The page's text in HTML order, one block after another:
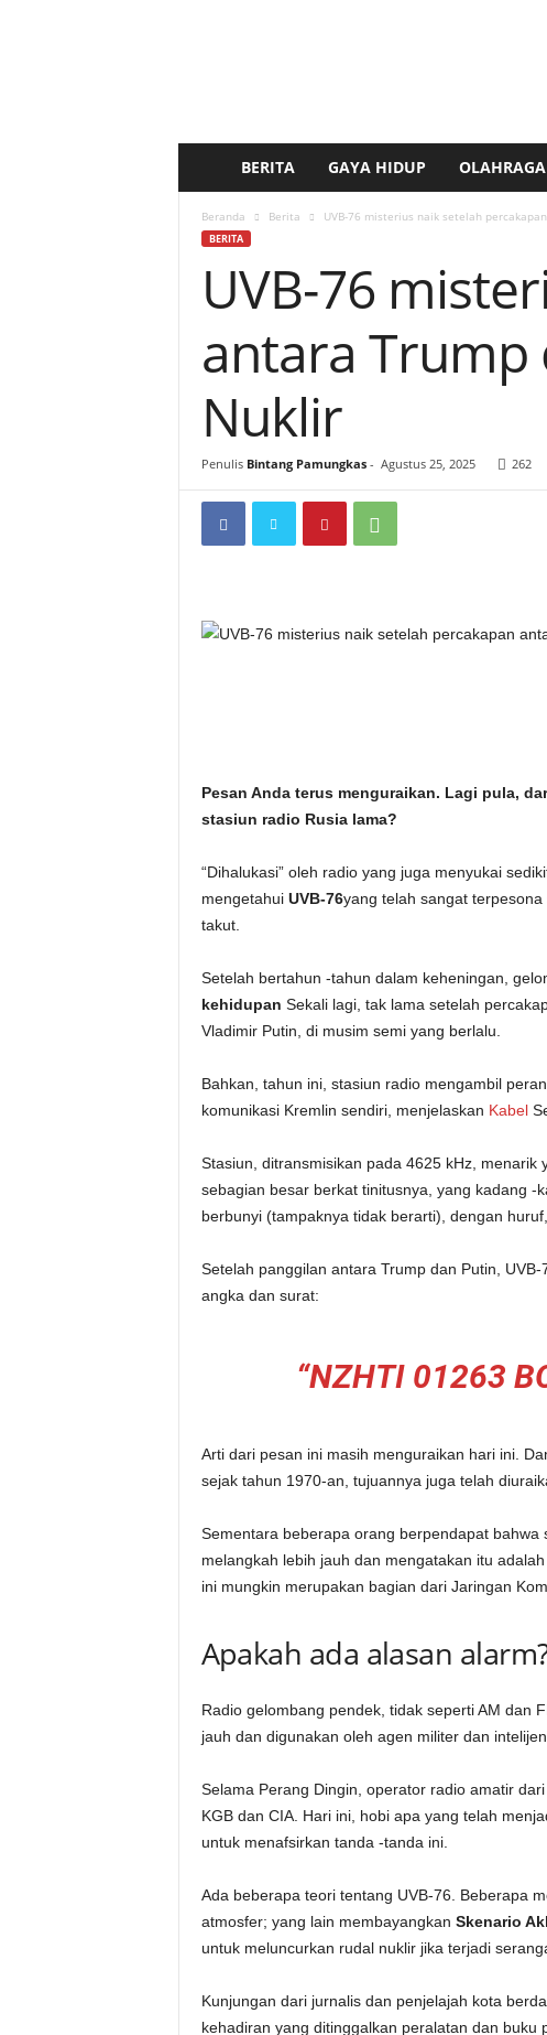
e
i
i
.
o
BERITA GAYA HIDUP OLAHRAGA
Beranda Berita UVB-76 misterius naik setelah
BERITA
UVB-76
antara Trump
Nuklir
Penulis Bintang Pamungkas- Agustus 25, 2025 262
Pesan Anda terus menguraikan. Lagi pula,
stasiun radio Rusia lama?
“Dihalukasi” oleh radio yang juga menyukai
mengetahui UVB-76yang telah sangat
takut.
Setelah bertahun -tahun dalam keheningan,
kehidupan Sekali lagi, tak lama setelah
Vladimir Putin, di musim semi yang berlalu.
Bahkan, tahun ini, stasiun radio mengambil
komunikasi Kremlin sendiri, menjelaskan Kabel
Stasiun, ditransmisikan pada 4625 kHz, menarik
sebagian besar berkat tinitusnya, yang kadang
berbunyi (tampaknya tidak berarti), dengan
Setelah panggilan antara Trump dan Putin,
angka dan surat:
“NZHTI 01263
Arti dari pesan ini masih menguraikan hari ini.
sejak tahun 1970-an, tujuannya juga telah
Sementara beberapa orang berpendapat
melangkah lebih jauh dan mengatakan itu
ini mungkin merupakan bagian dari Jaringan
Apakah ada alasan
Radio gelombang pendek, tidak seperti AM dan
jauh dan digunakan oleh agen militer dan intelijen.
Selama Perang Dingin, operator radio amatir
KGB dan CIA. Hari ini, hobi apa yang telah
untuk menafsirkan tanda -tanda ini.
Ada beberapa teori tentang UVB-76. Beberapa
atmosfer; yang lain membayangkan Skenario
untuk meluncurkan rudal nuklir jika terjadi
Kunjungan dari jurnalis dan penjelajah kota
kehadiran yang ditinggalkan peralatan dan